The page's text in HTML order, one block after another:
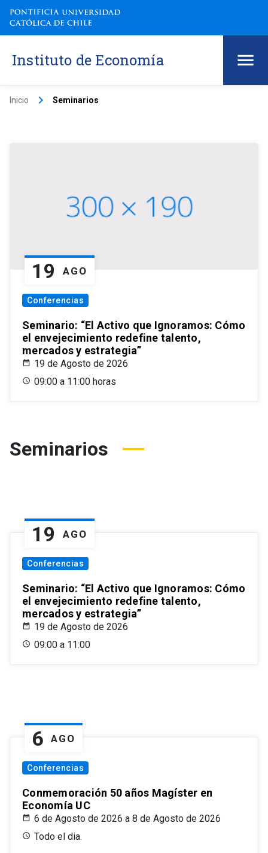
Instituto de Economía
Inicio keyboard_arrow_right Seminarios
19 AGO
Conferencias
Seminario: “El Activo que Ignoramos: Cómo
el envejecimiento redefine talento,
mercados y estrategia”
19 de Agosto de 2026
09:00 a 11:00 horas
Seminarios
19 AGO
Conferencias
Seminario: “El Activo que Ignoramos: Cómo
el envejecimiento redefine talento,
mercados y estrategia”
19 de Agosto de 2026
09:00 a 11:00
6 AGO
Conferencias
Conmemoración 50 años Magíster en
Economía UC
6 de Agosto de 2026 a 8 de Agosto de 2026
Todo el dia.